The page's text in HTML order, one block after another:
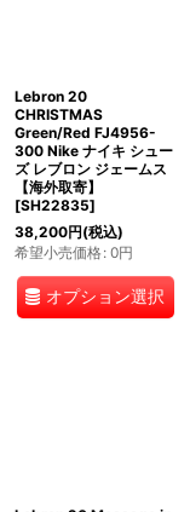
Lebron 20
CHRISTMAS
Green/Red FJ4956-
300 Nike ナイキ シュー
ズ レブロン ジェームス
【海外取寄】
[SH22835]
38,200円(税込)
希望小売価格: 0円
オプション選択